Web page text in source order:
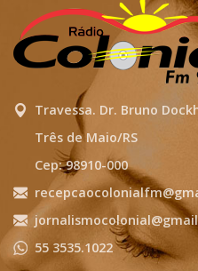
Travessa. Dr. Bruno
Três de Maio/RS
Cep: 98910-000
55 3535.1022